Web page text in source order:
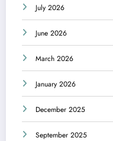
July 2026
June 2026
March 2026
January 2026
December 2025
September 2025